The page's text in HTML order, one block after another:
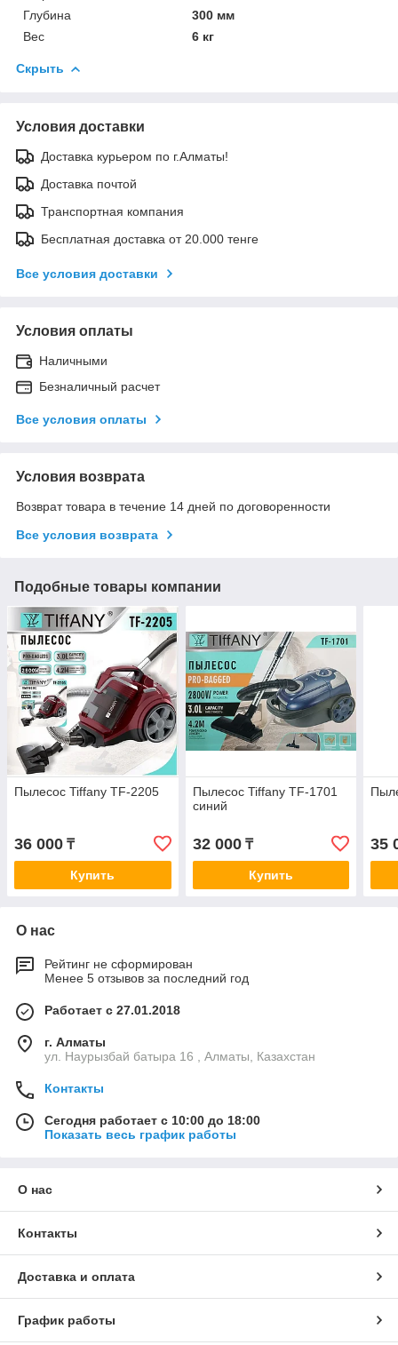
Глубина
300 мм
Вес
6 кг
Скрыть
Условия доставки
Доставка курьером по г.Алматы!
Доставка почтой
Транспортная компания
Бесплатная доставка от 20.000 тенге
Все условия доставки
Условия оплаты
Наличными
Безналичный расчет
Все условия оплаты
Условия возврата
Возврат товара в течение 14 дней по договоренности
Все условия возврата
Подобные товары компании
Пылесос Tiffany TF-2205
36 000 ₸
Купить
Пылесос Tiffany TF-1701
синий
32 000₸
Купить
35
О нас
Рейтинг не сформирован
Менее 5 отзывов за последний год
Работает с 27.01.2018
г. Алматы
ул. Наурызбай батыра 16 , Алматы, Казахстан
Контакты
Сегодня работает с 10:00 до 18:00
Показать весь график работы
О нас
Контакты
Доставка и оплата
График работы